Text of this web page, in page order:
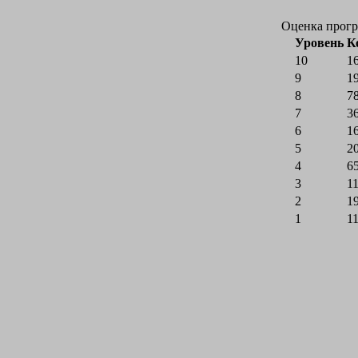
Оценка
Уровень
10
9
8
7
6
5
4
3
2
1